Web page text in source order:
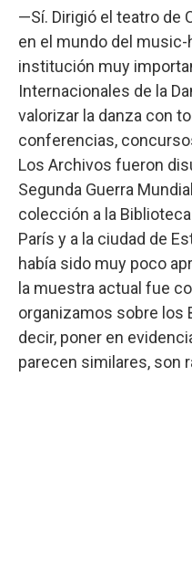
—Sí. Dirigió el teatro de
en el mundo del
institución muy
Internacionales de la
valorizar la danza con
conferencias,
Los Archivos fueron
Segunda Guerra
colección a la
París y a la ciudad de
había sido muy poco
la muestra actual fue
organizamos sobre los
decir, poner en
parecen similares, son